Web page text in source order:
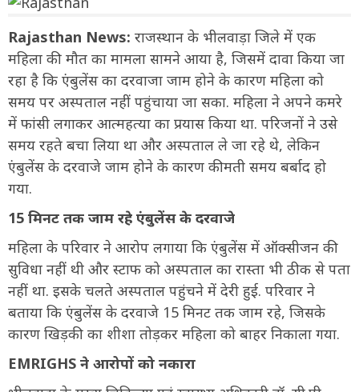
Rajasthan News: राजस्थान के भीलवाड़ा जिले में एक
महिला की मौत का मामला सामने आया है, जिसमें दावा किया जा
रहा है कि एंबुलेंस का दरवाजा जाम होने के कारण महिला को
समय पर अस्पताल नहीं पहुंचाया जा सका. महिला ने अपने कमरे
में फांसी लगाकर आत्महत्या का प्रयास किया था. परिजनों ने उसे
समय रहते बचा लिया था और अस्पताल ले जा रहे थे, लेकिन
एंबुलेंस के दरवाजे जाम होने के कारण कीमती समय बर्बाद हो
गया.
15 मिनट तक जाम रहे एंबुलेंस के दरवाजे
महिला के परिवार ने आरोप लगाया कि एंबुलेंस में ऑक्सीजन की
सुविधा नहीं थी और स्टाफ को अस्पताल का रास्ता भी ठीक से पता
नहीं था. इसके चलते अस्पताल पहुंचने में देरी हुई. परिवार ने
बताया कि एंबुलेंस के दरवाजे 15 मिनट तक जाम रहे, जिसके
कारण खिड़की का शीशा तोड़कर महिला को बाहर निकाला गया.
EMRIGHS ने आरोपों को नकारा